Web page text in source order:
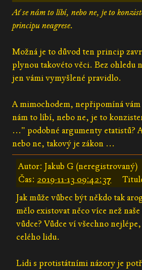
Ať se nám to líbí, nebo ne, je to
principu neagrese.
Možná je to důvod ten princip
plynou takovéto věci. Bez ohledu
jen vámi vymyšlené pravidlo.
A mimochodem, nepřipomíná
nám to líbí, nebo ne, je to
..." podobné argumenty etatistů?
nebo ne, takový je zákon ...
Autor: Jakub G (neregistrovaný)
Čas: 2019-11-13 09:42:37
Jak může vůbec být někdo tak
mělo existovat něco více než
vůdce? Vůdce ví všechno
celého lidu.
Lidi s protistátními názory je